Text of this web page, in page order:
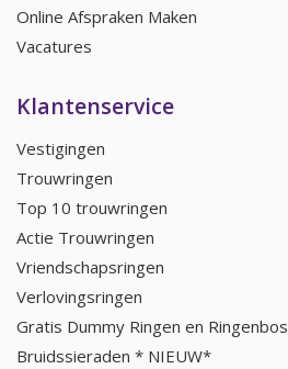
Online Afspraken Maken
Vacatures
Klantenservice
Vestigingen
Trouwringen
Top 10 trouwringen
Actie Trouwringen
Vriendschapsringen
Verlovingsringen
Gratis Dummy Ringen en Ringenbos
Bruidssieraden * NIEUW*